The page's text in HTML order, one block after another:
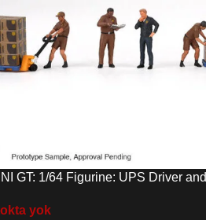
GT: 1/64 Figurine: UPS Driver and
yok